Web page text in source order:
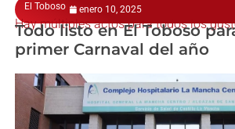
El Toboso enero 10, 2025
Hay múltiples actos para todos los
Todo listo en El Toboso
primer Carnaval del año